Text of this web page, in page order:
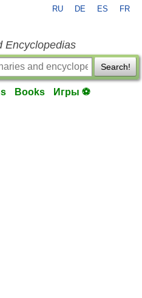
RU DE ES FR
Encyclopedias
Search!
Books Игры ⚽